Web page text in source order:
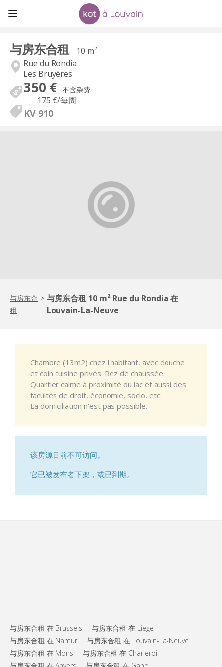
与房东合租
10 m²
Rue du Rondia
Les Bruyères
350 € 不含杂费
175 €/每周
KV 910
与房东合
租
> 与房东合租 10 m² Rue du Rondia 在
Louvain-La-Neuve
Chambre (13m2) chez l'habitant, avec douche
et coin cuisine privés. Rez de chaussée.
Quartier calme à proximité du lac et aussi des
facultés de droit, économie, socio, etc.
La domiciliation n'est pas possible.
该房源目前不可访问。
它已被发布者下架，或已到期。
与房东合租 在 Brussels
与房东合租 在 Liege
与房东合租 在 Namur
与房东合租 在 Louvain-La-Neuve
与房东合租 在 Mons
与房东合租 在 Charleroi
与房东合租 在 Anvers
与房东合租 在 Gand